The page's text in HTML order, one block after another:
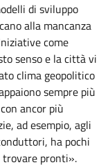
di sviluppo
alla mancanza
come
senso e la città vi
clima geopolitico
sempre più
ancor più
ad esempio, agli
ha pochi
trovare pronti».